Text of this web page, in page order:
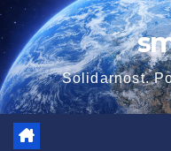
Skip
to
content
Solidarnost.